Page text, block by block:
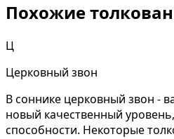
Похожие
Ц
Церковный звон
В соннике церковный звон -
новый качественный
способности. Некоторые